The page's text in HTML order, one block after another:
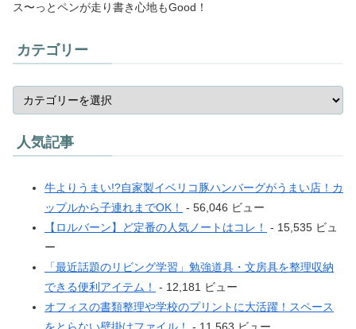
ス〜っとペンが走り書き心地もGood！
カテゴリー
人気記事
牛よりうまい!?自家製イベリコ豚ハンバーグがうまい店！カ
ップルから子連れまでOK！
- 56,046 ビュー
【ロルバーン】ど定番の人気ノートはコレ！
- 15,535 ビュ
ー
「最近話題のリビング学習」勉強道具・文房具を整理収納
できる便利アイテム！
- 12,181 ビュー
オフィスの書類整理や学校のプリントに大活躍！スペース